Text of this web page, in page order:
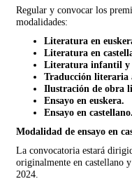
Regular y convocar los
modalidades:
Literatura en
Literatura en
Literatura infantil y
Traducción literaria
Ilustración de obra
Ensayo en euskera.
Ensayo en castellano.
Modalidad de ensayo en
La convocatoria estará
originalmente en castellano
2024.